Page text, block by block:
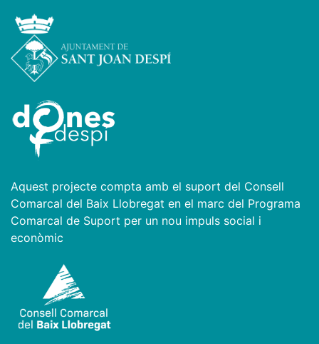
Aquest projecte compta amb el suport del Consell
Comarcal del Baix Llobregat en el marc del Programa
Comarcal de Suport per un nou impuls social i
econòmic